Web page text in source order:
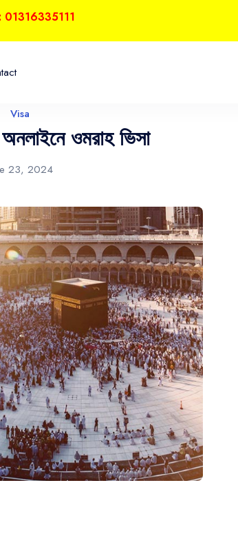
Visa
ওমরাহ ভিসা
23, 2024